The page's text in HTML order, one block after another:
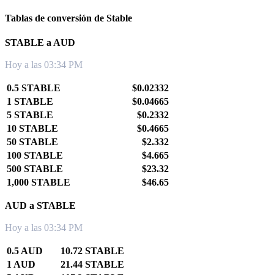
Tablas de conversión de Stable
STABLE a AUD
Hoy a las 03:34 PM
0.5 STABLE
$0.02332
1 STABLE
$0.04665
5 STABLE
$0.2332
10 STABLE
$0.4665
50 STABLE
$2.332
100 STABLE
$4.665
500 STABLE
$23.32
1,000 STABLE
$46.65
AUD a STABLE
Hoy a las 03:34 PM
0.5 AUD
10.72 STABLE
1 AUD
21.44 STABLE